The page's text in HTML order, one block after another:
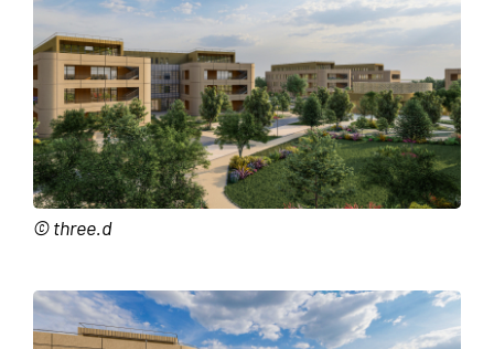
© three.d